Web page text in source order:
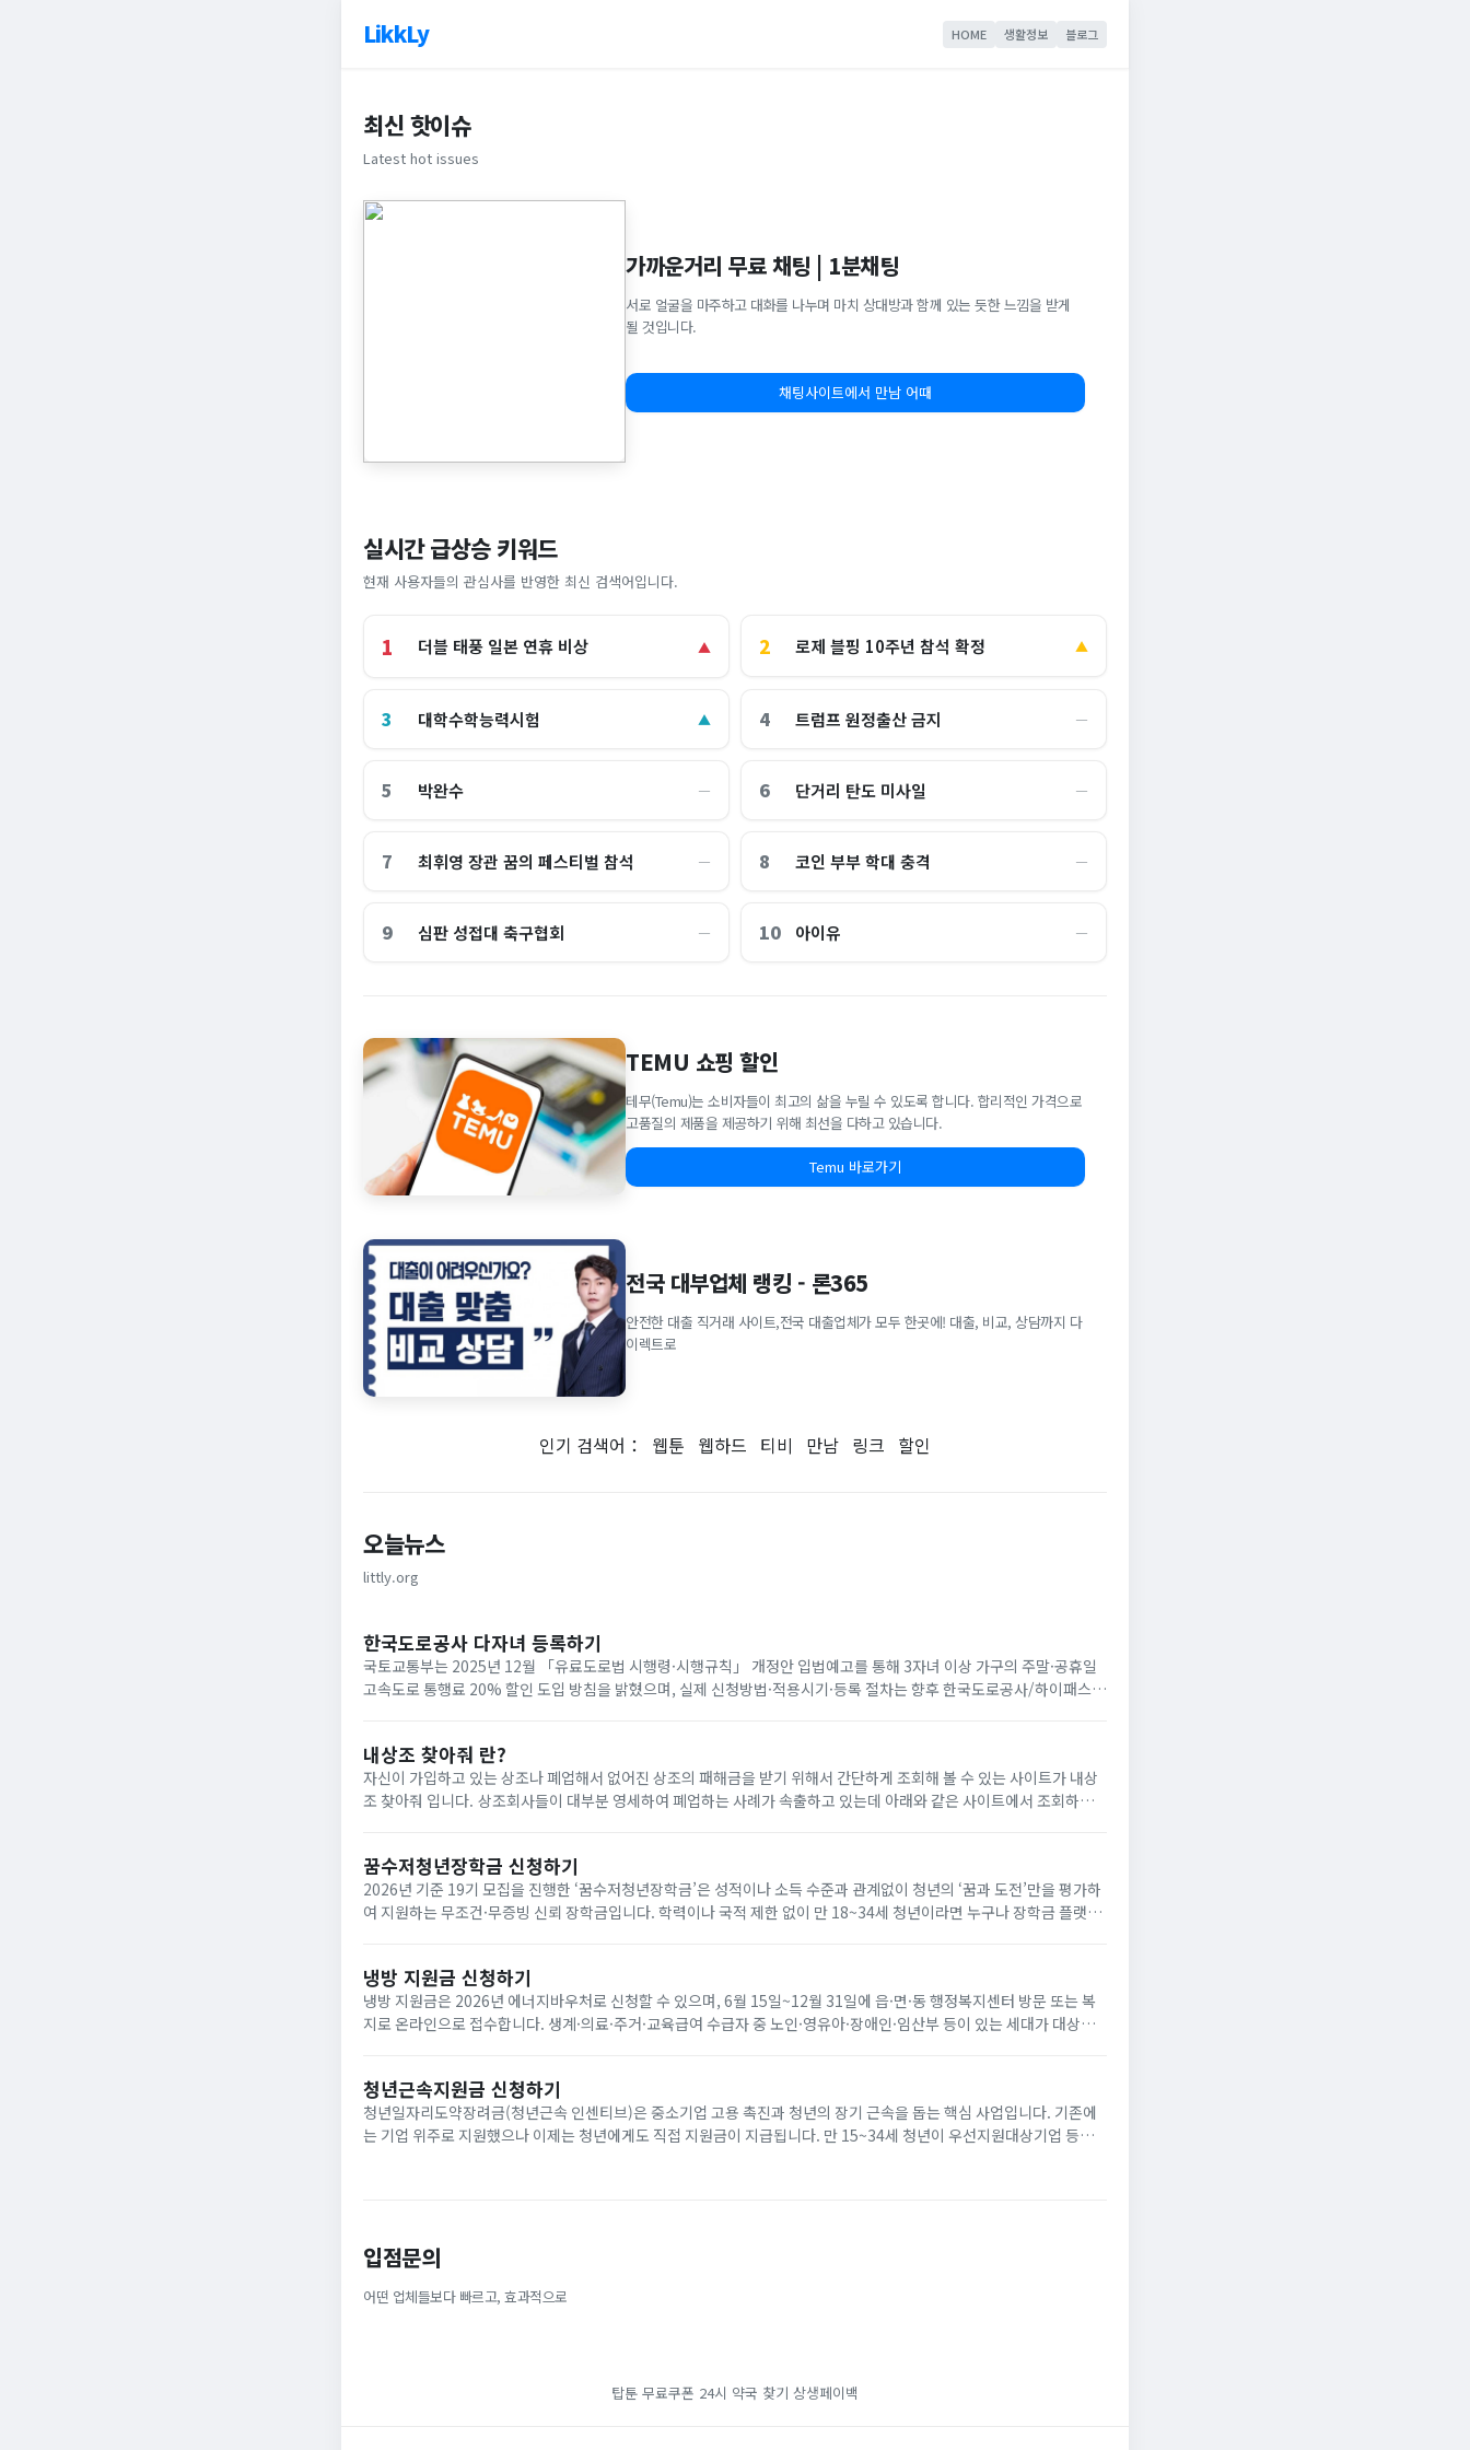
LikkLy HOME 생활정보 블로그
최신 핫이슈
Latest hot issues
가까운거리 무료 채팅 | 1분채팅
서로 얼굴을 마주하고 대화를 나누며 마치 상대방과 함께 있는 듯한 느낌을 받게
될 것입니다.
채팅사이트에서 만남 어때
실시간 급상승 키워드
현재 사용자들의 관심사를 반영한 최신 검색어입니다.
1 더블 태풍 일본 연휴 비상 ▲ 2 로제 블핑 10주년 참석 확정 ▲
3 대학수학능력시험 ▲ 4 트럼프 원정출산 금지 ―
5 박완수 ― 6 단거리 탄도 미사일 ―
7 최휘영 장관 꿈의 페스티벌 참석 ― 8 코인 부부 학대 충격 ―
9 심판 성접대 축구협회 ― 10 아이유 ―
TEMU 쇼핑 할인
테무(Temu)는 소비자들이 최고의 삶을 누릴 수 있도록 합니다. 합리적인 가격으로
고품질의 제품을 제공하기 위해 최선을 다하고 있습니다.
Temu 바로가기
전국 대부업체 랭킹 - 론365
안전한 대출 직거래 사이트,전국 대출업체가 모두 한곳에! 대출, 비교, 상담까지 다
이렉트로
인기 검색어： 웹툰 웹하드 티비 만남 링크 할인
오늘뉴스
littly.org
한국도로공사 다자녀 등록하기
국토교통부는 2025년 12월 「유료도로법 시행령·시행규칙」 개정안 입법예고를 통해 3자녀 이상 가구의 주말·공휴일
고속도로 통행료 20% 할인 도입 방침을 밝혔으며, 실제 신청방법·적용시기·등록 절차는 향후 한국도로공사/하이패스
내상조 찾아줘 란?
자신이 가입하고 있는 상조나 폐업해서 없어진 상조의 패해금을 받기 위해서 간단하게 조회해 볼 수 있는 사이트가 내상
조 찾아줘 입니다. 상조회사들이 대부분 영세하여 폐업하는 사례가 속출하고 있는데 아래와 같은 사이트에서 조회하면
꿈수저청년장학금 신청하기
2026년 기준 19기 모집을 진행한 ‘꿈수저청년장학금’은 성적이나 소득 수준과 관계없이 청년의 ‘꿈과 도전’만을 평가하
여 지원하는 무조건·무증빙 신뢰 장학금입니다. 학력이나 국적 제한 없이 만 18~34세 청년이라면 누구나 장학금 플랫폼
냉방 지원금 신청하기
냉방 지원금은 2026년 에너지바우처로 신청할 수 있으며, 6월 15일~12월 31일에 읍·면·동 행정복지센터 방문 또는 복
지로 온라인으로 접수합니다. 생계·의료·주거·교육급여 수급자 중 노인·영유아·장애인·임산부 등이 있는 세대가 대상
청년근속지원금 신청하기
청년일자리도약장려금(청년근속 인센티브)은 중소기업 고용 촉진과 청년의 장기 근속을 돕는 핵심 사업입니다. 기존에
는 기업 위주로 지원했으나 이제는 청년에게도 직접 지원금이 지급됩니다. 만 15~34세 청년이 우선지원대상기업 등에
입점문의
어떤 업체들보다 빠르고, 효과적으로
탑툰 무료쿠폰 24시 약국 찾기 상생페이백